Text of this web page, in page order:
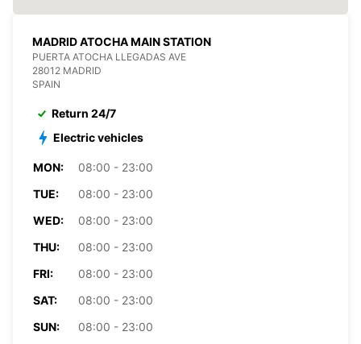
MADRID ATOCHA MAIN STATION
PUERTA ATOCHA LLEGADAS AVE
28012 MADRID
SPAIN
Return 24/7
Electric vehicles
MON:
08:00 - 23:00
TUE:
08:00 - 23:00
WED:
08:00 - 23:00
THU:
08:00 - 23:00
FRI:
08:00 - 23:00
SAT:
08:00 - 23:00
SUN:
08:00 - 23:00